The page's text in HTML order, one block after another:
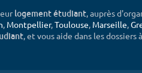
logement étudiant, auprès
, Montpellier,Toulouse, Marseille,
, et vous aide dans les